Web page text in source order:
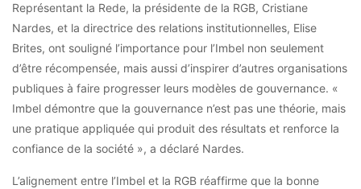
Représentant la Rede, la présidente de la RGB, Cristiane
Nardes, et la directrice des relations institutionnelles, Elise
Brites, ont souligné l’importance pour l’Imbel non seulement
d’être récompensée, mais aussi d’inspirer d’autres organisations
publiques à faire progresser leurs modèles de gouvernance. «
Imbel démontre que la gouvernance n’est pas une théorie, mais
une pratique appliquée qui produit des résultats et renforce la
confiance de la société », a déclaré Nardes.
L’alignement entre l’Imbel et la RGB réaffirme que la bonne